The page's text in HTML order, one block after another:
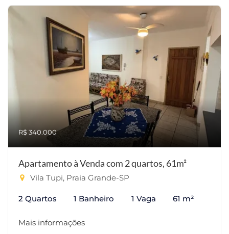
R$ 340.000
Apartamento à Venda com 2 quartos, 61m²
Vila Tupi, Praia Grande-SP
2 Quartos 1 Banheiro 1 Vaga 61 m²
Mais informações